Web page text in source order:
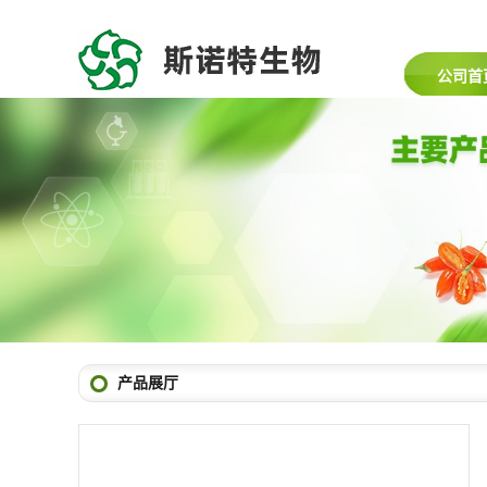
公司首
产品展厅